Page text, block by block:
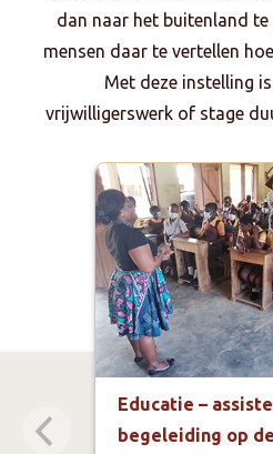
dan naar het buitenland
mensen daar te vertellen
Met deze instelling
vrijwilligerswerk of stage
Educatie –
begeleiding op